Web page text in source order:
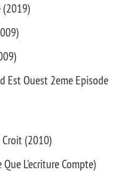
(2019)
Est Ouest 2eme Episode
Croit (2010)
L'ecriture Compte)